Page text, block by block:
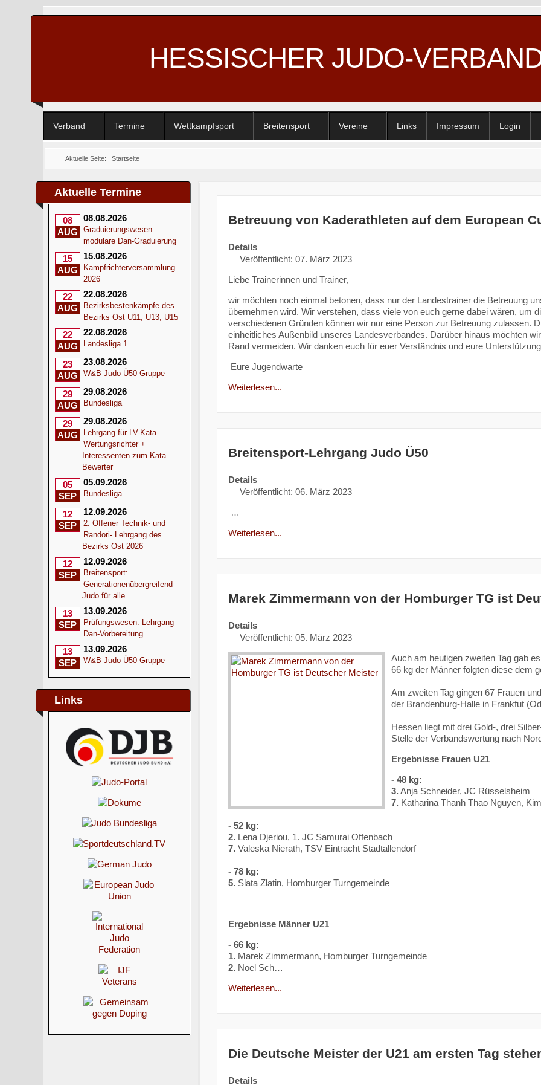
HESSISCHER JUDO-
Verband Termine Wettkampfsport Breitensport Vereine Links Impressum Login
Aktuelle Seite:Startseite
Aktuelle Termine
08
AUG
08.08.2026
Graduierungswesen:
modulare Dan-Graduierung
15
AUG
15.08.2026
Kampfrichterversammlung
2026
22
AUG
22.08.2026
Bezirksbestenkämpfe des
Bezirks Ost U11, U13, U15
22
AUG
22.08.2026
Landesliga 1
23
AUG
23.08.2026
W&B Judo Ü50 Gruppe
29
AUG
29.08.2026
Bundesliga
29
AUG
29.08.2026
Lehrgang für LV-Kata-
Wertungsrichter +
Interessenten zum Kata
Bewerter
05
SEP
05.09.2026
Bundesliga
12
SEP
12.09.2026
2. Offener Technik- und
Randori- Lehrgang des
Bezirks Ost 2026
12
SEP
12.09.2026
Breitensport:
Generationenübergreifend –
Judo für alle
13
SEP
13.09.2026
Prüfungswesen: Lehrgang
Dan-Vorbereitung
13
SEP
13.09.2026
W&B Judo Ü50 Gruppe
Links
Betreuung von Kaderathleten auf dem European
Details
Veröffentlicht: 07. März 2023
Liebe Trainerinnen und Trainer,
wir möchten noch einmal betonen, dass nur der Landestrainer die Betreuung
übernehmen wird. Wir verstehen, dass viele von euch gerne dabei wären, um
verschiedenen Gründen können wir nur eine Person zur Betreuung zulassen.
einheitliches Außenbild unseres Landesverbandes. Darüber hinaus möchten
Rand vermeiden. Wir danken euch für euer Verständnis und eure
Eure Jugendwarte
Weiterlesen...
Breitensport-Lehrgang Judo Ü50
Details
Veröffentlicht: 06. März 2023
…
Weiterlesen...
Marek Zimmermann von der Homburger TG ist
Details
Veröffentlicht: 05. März 2023
Auch am heutigen zweiten Tag gab
66 kg der Männer folgten diese dem
Am zweiten Tag gingen 67 Frauen
der Brandenburg-Halle in Frankfut
Hessen liegt mit drei Gold-, drei
Stelle der Verbandswertung nach
Ergebnisse Frauen U21
- 48 kg:
3.Anja Schneider, JC Rüsselsheim
7.Katharina Thanh Thao Nguyen,
- 52 kg:
2.Lena Djeriou, 1. JC Samurai Offenbach
7.Valeska Nierath, TSV Eintracht Stadtallendorf
- 78 kg:
5.Slata Zlatin, Homburger Turngemeinde
Ergebnisse Männer U21
- 66 kg:
1.Marek Zimmermann, Homburger Turngemeinde
2.Noel Sch…
Weiterlesen...
Die Deutsche Meister der U21 am ersten Tag
Details